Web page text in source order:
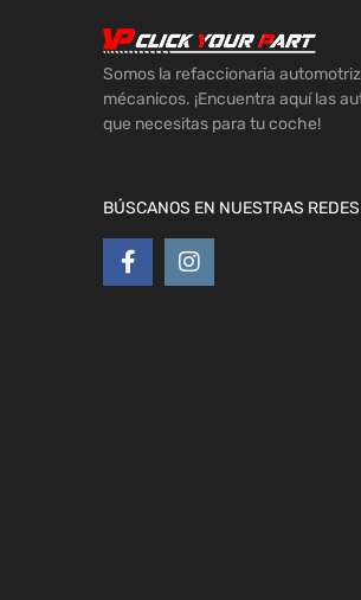
Somos la refaccionaria
mécanicos. ¡Encuentra aquí las
que necesitas para tu coche!
BÚSCANOS EN NUESTRAS